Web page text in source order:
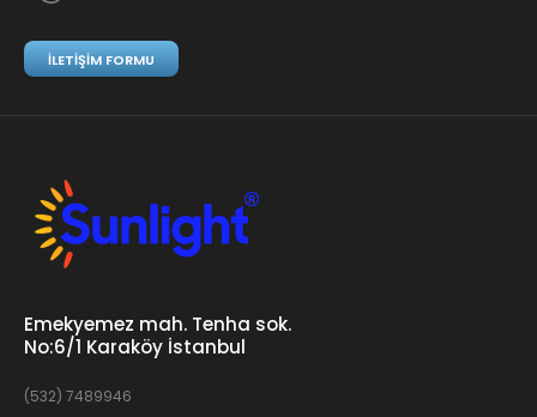
İLETIŞIM FORMU
Emekyemez mah. Tenha sok.
No:6/1 Karaköy İstanbul
(532) 7489946